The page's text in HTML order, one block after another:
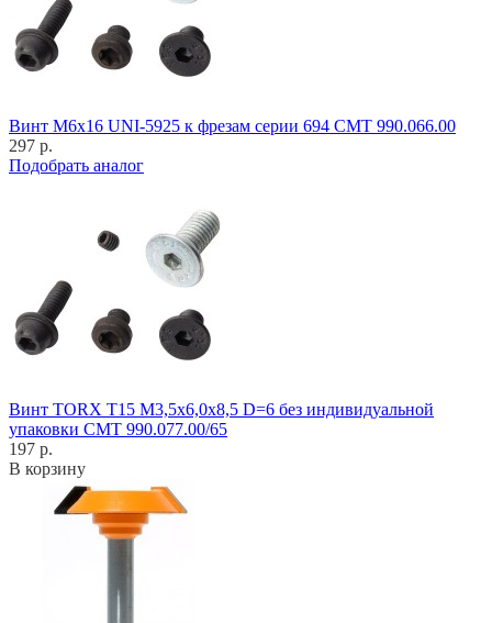
Винт M6x16 UNI-5925 к фрезам серии 694 CMT 990.066.00
297 р.
Подобрать аналог
Винт TORX T15 M3,5x6,0x8,5 D=6 без индивидуальной
упаковки CMT 990.077.00/65
197 р.
В корзину